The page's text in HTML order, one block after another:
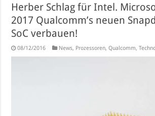
Herber Schlag für Intel.
2017 Qualcomm’s neuen
SoC verbauen!
08/12/2016 News, Prozessoren,Qualcomm,